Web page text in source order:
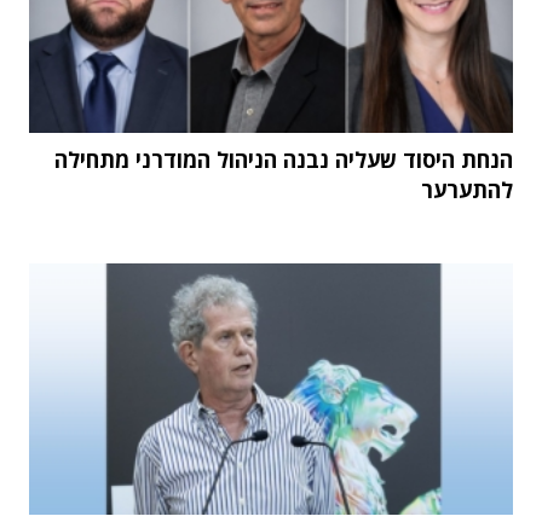
הנחת היסוד שעליה נבנה הניהול המודרני מתחילה
להתערער